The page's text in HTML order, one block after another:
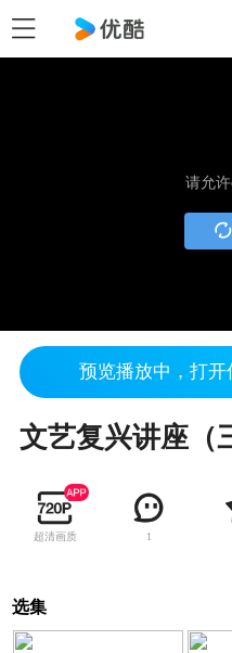
请允
预览播放中，打开
超清画质 1
选集